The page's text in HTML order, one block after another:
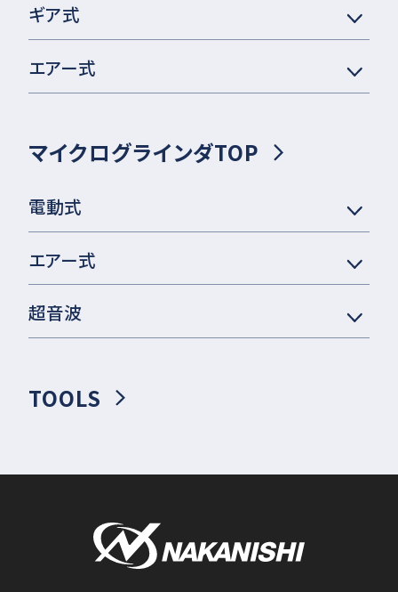
ギア式
エアー式
マイクログラインダTOP
電動式
エアー式
超音波
TOOLS